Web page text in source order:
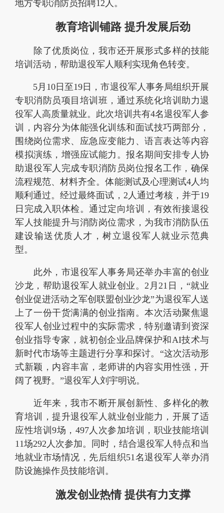
地方专职消防员招聘12人。
教育培训铺路 提升发展后劲
除了优质岗位，我市还开展形式多样的技能
培训活动，帮助退役军人顺利实现角色转变。
5月10日至19日，市退役军人事务局组织开展
专职消防员项目培训班，通过系统化培训助力退
役军人高质量就业。此次培训共有4名退役军人参
训，内容分为体能强化训练和面试技巧两部分，
围绕岗位需求、应急应变能力、语言表达等内容
模拟演练，增强应试能力。报名期间安排专人协
助退役军人完成专职消防员岗位报名工作，确保
流程规范、材料齐全。体能测试及心理测试4人均
顺利通过。经过最终面试，2人通过考核，并于19
日完成入职体检。通过定向培训，有效衔接退役
军人技能提升与消防岗位需求，为我市消防队伍
建设输送优质人才，树立退役军人就业示范典
型。
此外，市退役军人事务局还举办丰富的创业
沙龙，帮助退役军人就业创业。2月21日，“就业
创业促进活动之军创联盟创业沙龙”为退役军人送
上了一份干货满满的创业指南。本次活动聚焦退
役军人创业过程中的实际需求，特别邀请到资深
创业指导专家，就初创企业品牌保护和AI技术与
新时代市场等主题进行分享和探讨。“这次活动形
式新颖，内容丰富，老师讲的内容实用性强，开
阔了视野。”退役军人刘宇明说。
近年来，我市不断开展创新性、多样化的教
育培训，提升退役军人就业创业能力，开展了适
应性培训9场，497人次参加培训，职业技能培训
11场292人次参加。同时，结合退役军人特点和当
地就业市场情况，先后组织51名退役军人举办消
防设施操作员技能培训。
激发创业热情 提供有力支撑